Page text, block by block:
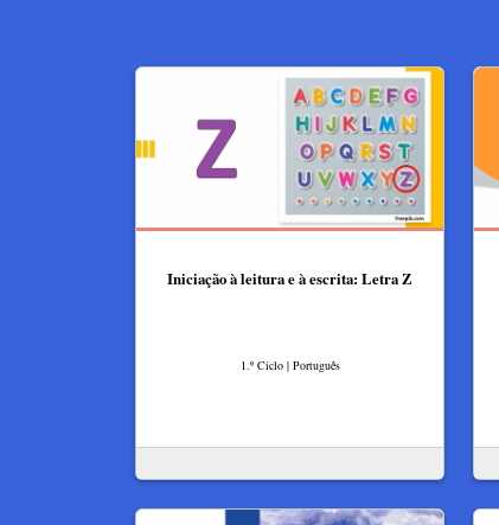
Iniciação à leitura e à escrita: Letra Z
1.º Ciclo | Português